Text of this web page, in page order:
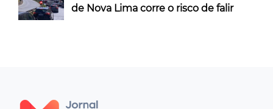
de Nova Lima corre o risco de falir